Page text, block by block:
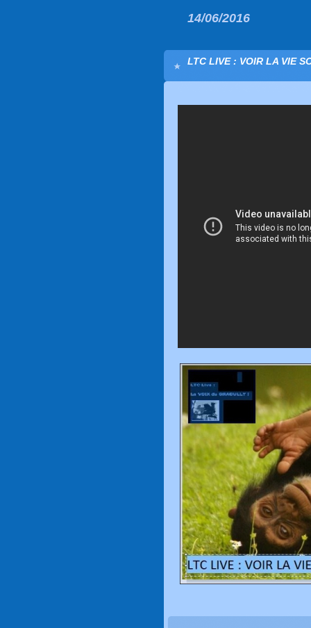
14/06/2016
LTC LIVE : VOIR LA VIE